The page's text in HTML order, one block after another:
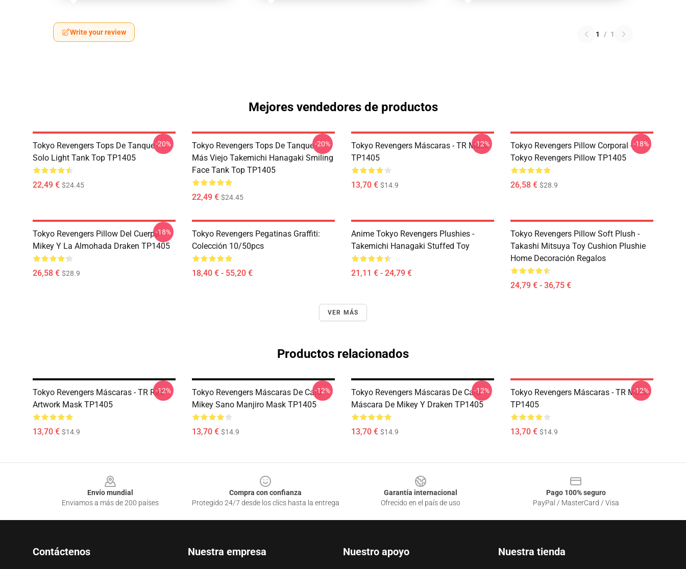
Write your review 1 / 1
Mejores vendedores de productos
Tokyo Revengers Tops De Tanque -
Solo Light Tank Top TP1405
22,49 € $24.45
-20%
Tokyo Revengers Tops De Tanque -
Más Viejo Takemichi Hanagaki Smiling
Face Tank Top TP1405
22,49 € $24.45
-20%
Tokyo Revengers Máscaras - TR Mask
TP1405
13,70 € $14.9
-12%
Tokyo Revengers Pillow Corporal -
Tokyo Revengers Pillow TP1405
26,58 € $28.9
-18%
Tokyo Revengers Pillow Del Cuerpo -
Mikey Y La Almohada Draken TP1405
26,58 € $28.9
-18%
Tokyo Revengers Pegatinas Graffiti:
Colección 10/50pcs
18,40 € - 55,20 €
Anime Tokyo Revengers Plushies -
Takemichi Hanagaki Stuffed Toy
21,11 € - 24,79 €
Tokyo Revengers Pillow Soft Plush -
Takashi Mitsuya Toy Cushion Plushie
Home Decoración Regalos
24,79 € - 36,75 €
VER MÁS
Productos relacionados
Tokyo Revengers Máscaras - TR Rad
Artwork Mask TP1405
13,70 € $14.9
-12%
Tokyo Revengers Máscaras De Cara -
Mikey Sano Manjiro Mask TP1405
13,70 € $14.9
-12%
Tokyo Revengers Máscaras De Cara -
Máscara De Mikey Y Draken TP1405
13,70 € $14.9
-12%
Tokyo Revengers Máscaras - TR Mask
TP1405
13,70 € $14.9
-12%
Envío mundial
Enviamos a más de 200 países
Compra con confianza
Protegido 24/7 desde los clics hasta la entrega
Garantía internacional
Ofrecido en el país de uso
Pago 100% seguro
PayPal / MasterCard / Visa
Contáctenos Nuestra empresa Nuestro apoyo Nuestra tienda